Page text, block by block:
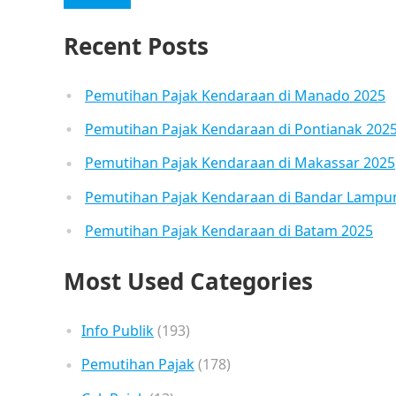
Recent Posts
Pemutihan Pajak Kendaraan di Manado 2025
Pemutihan Pajak Kendaraan di Pontianak
Pemutihan Pajak Kendaraan di Makassar 2025
Pemutihan Pajak Kendaraan di Bandar
Pemutihan Pajak Kendaraan di Batam 2025
Most Used Categories
Info Publik(193)
Pemutihan Pajak(178)